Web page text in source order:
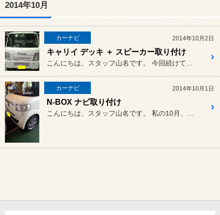
2014年10月
カーナビ 2014年10月2日
キャリイ デッキ ＋ スピーカー取り付け
カーナビ 2014年10月1日
N-BOX ナビ取り付け